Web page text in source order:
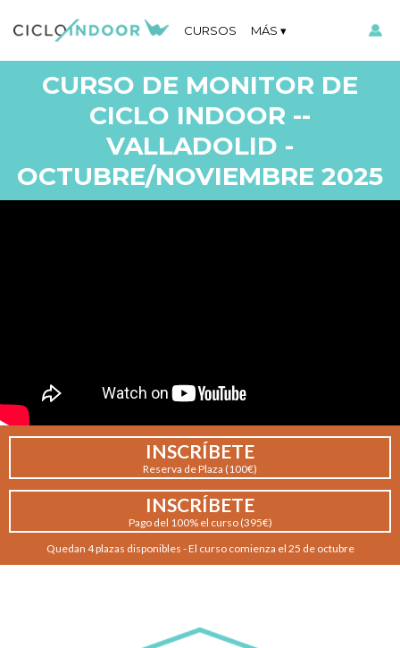
CURSOS MÁS
CURSO DE MONITOR DE
CICLO INDOOR --
VALLADOLID -
OCTUBRE/NOVIEMBRE 2025
INSCRÍBETE
Reserva de Plaza (100€)
INSCRÍBETE
Pago del 100% el curso (395€)
Quedan 4 plazas disponibles - El curso comienza el 25 de octubre